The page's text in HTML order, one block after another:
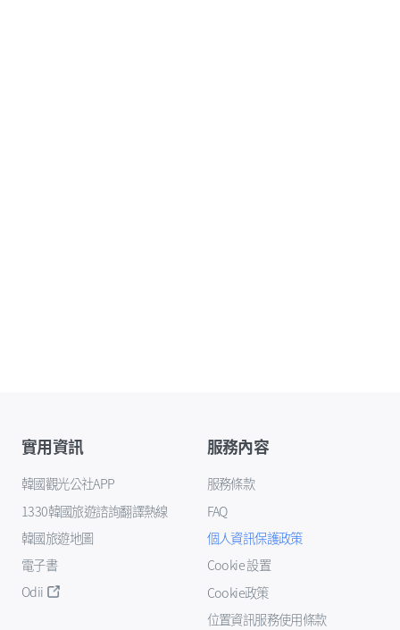
實用資訊
韓國觀光公社APP
1330韓國旅遊諮詢翻譯熱線
韓國旅遊地圖
電子書
Odii
服務內容
服務條款
FAQ
個人資訊保護政策
Cookie 設置
Cookie政策
位置資訊服務使用條款